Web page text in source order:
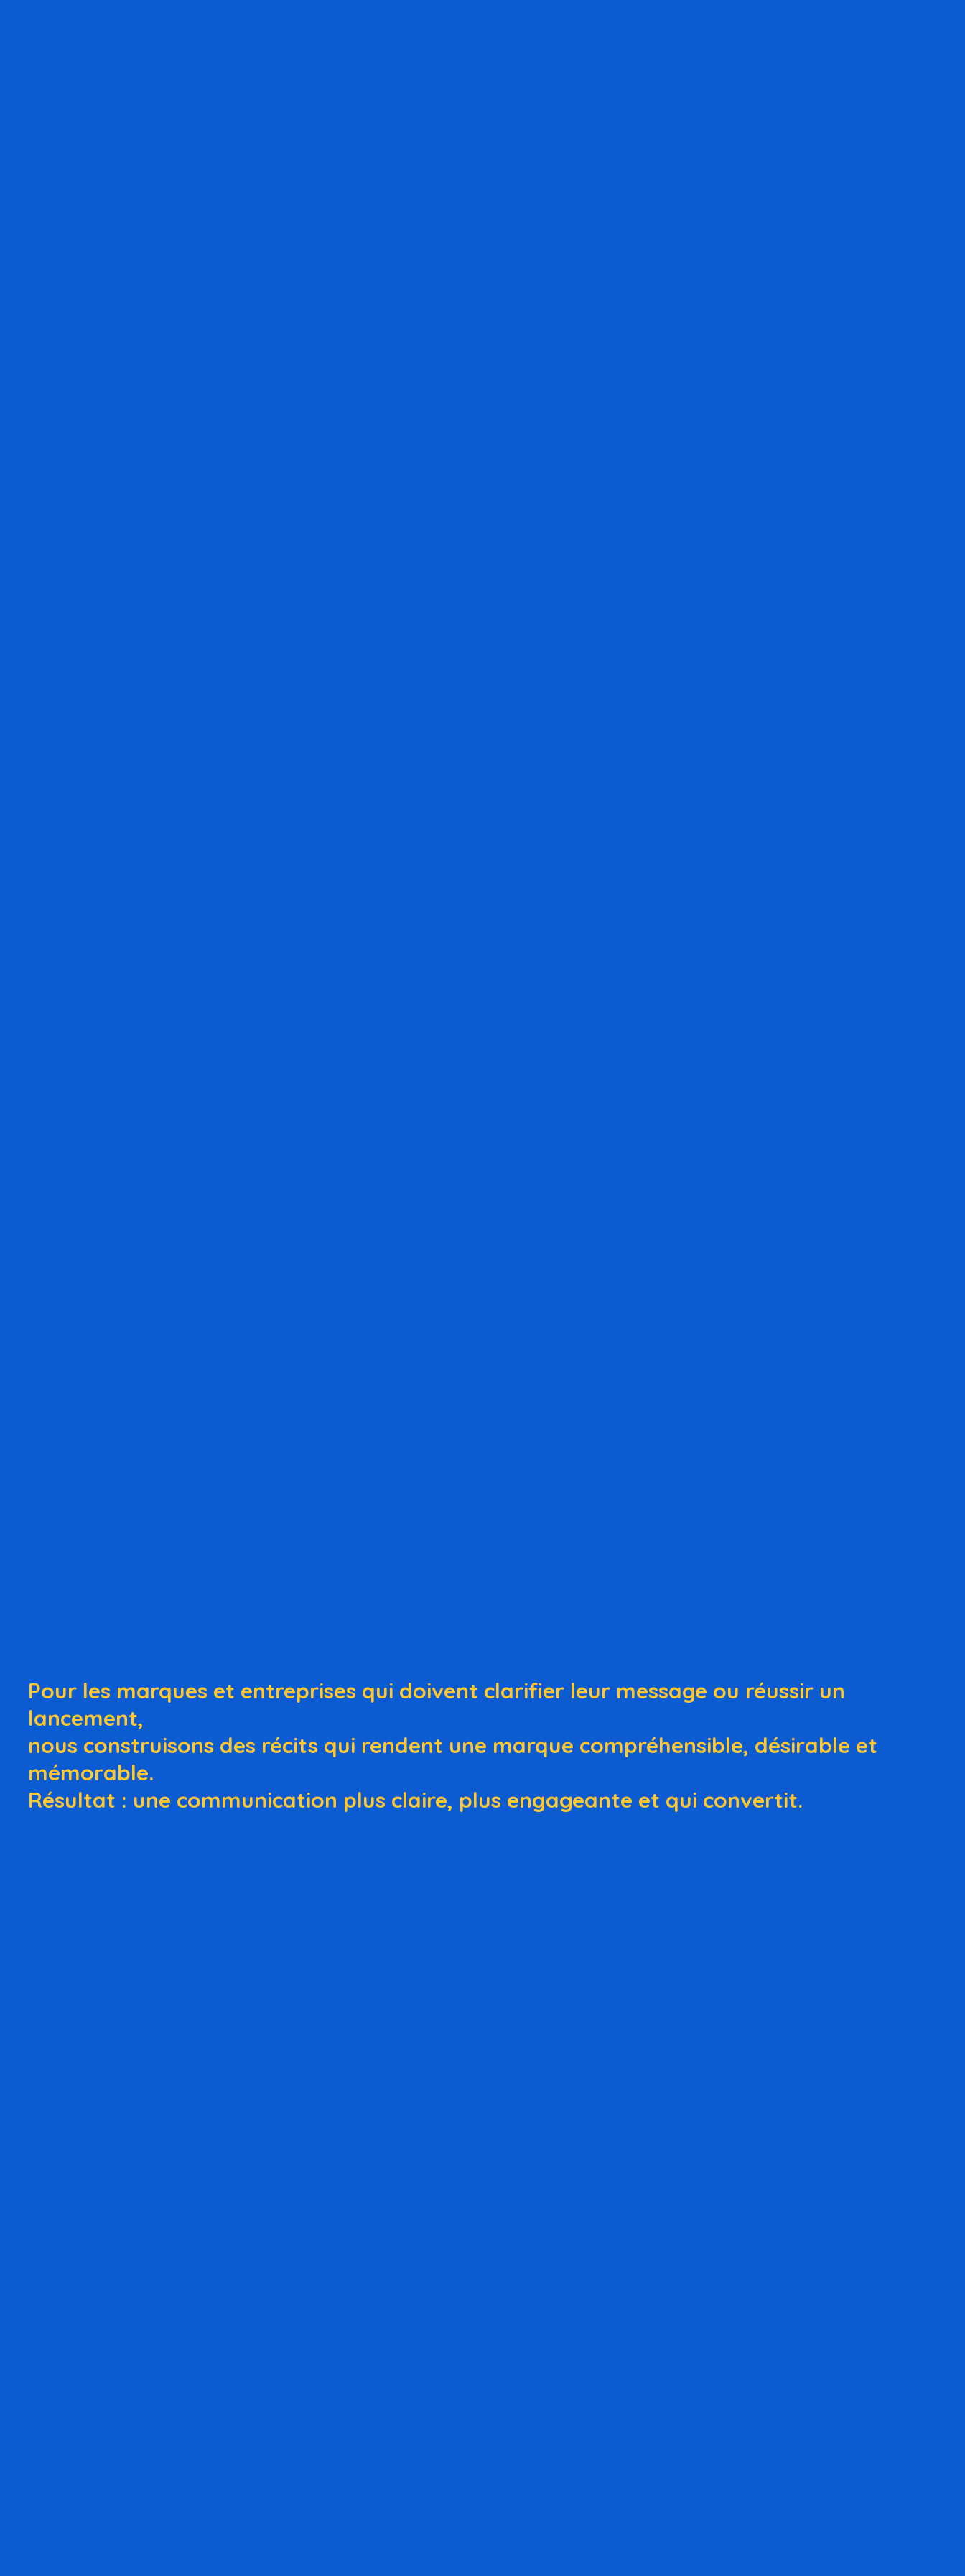
Pour les marques et entreprises qui doivent clarifier leur message ou réussir un
lancement,
nous construisons des récits qui rendent une marque compréhensible, désirable et
mémorable.
Résultat : une communication plus claire, plus engageante et qui convertit.